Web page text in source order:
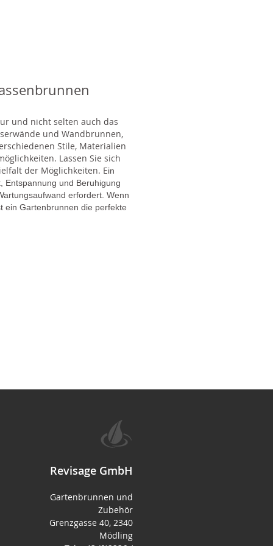
und nicht selten auch das
und Wandbrunnen,
Stile, Materialien
Lassen Sie sich
der Möglichkeiten. Ein
Entspannung und Beruhigung
erfordert. Wenn
ein Gartenbrunnen die perfekte
Revisage GmbH
Gartenbrunnen und
Zubehör
Grenzgasse 40, 2340
Mödling